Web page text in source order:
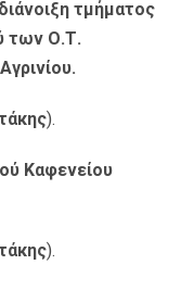
τμήματος
των Ο.Τ.
).
Καφενείου
).